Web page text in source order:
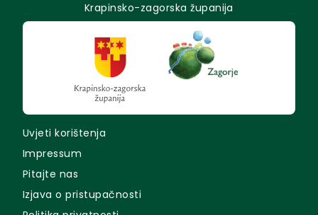
Krapinsko-zagorska županija
Uvjeti korištenja
Impressum
Pitajte nas
Izjava o pristupačnosti